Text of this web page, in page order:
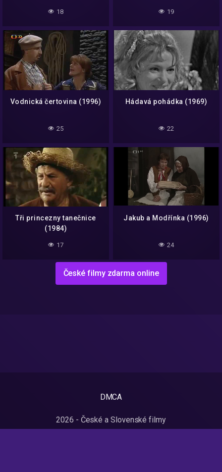
18 19
Vodnická čertovina (1996)
25
Hádavá pohádka (1969)
22
Tři princezny tanečnice
(1984)
17
Jakub a Modřínka (1996)
24
České filmy zdarma online
DMCA
2026 - České a Slovenské filmy